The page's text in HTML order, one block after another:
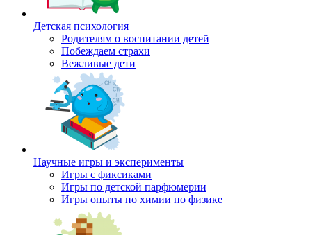
Детская психология
Родителям о воспитании детей
Побеждаем страхи
Вежливые дети
Научные игры и эксперименты
Игры с фиксиками
Игры по детской парфюмерии
Игры опыты по химии по физике